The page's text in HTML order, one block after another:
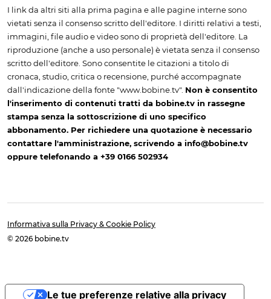
I link da altri siti alla prima pagina e alle pagine interne sono
vietati senza il consenso scritto dell'editore. I diritti relativi a testi,
immagini, file audio e video sono di proprietà dell'editore. La
riproduzione (anche a uso personale) è vietata senza il consenso
scritto dell'editore. Sono consentite le citazioni a titolo di
cronaca, studio, critica o recensione, purché accompagnate
dall'indicazione della fonte "www.bobine.tv". Non è consentito
l'inserimento di contenuti tratti da bobine.tv in rassegne
stampa senza la sottoscrizione di uno specifico
abbonamento. Per richiedere una quotazione è necessario
contattare l'amministrazione, scrivendo a info@bobine.tv
oppure telefonando a +39 0166 502934
Informativa sulla Privacy & Cookie Policy
© 2026 bobine.tv
Le tue preferenze relative alla privacy